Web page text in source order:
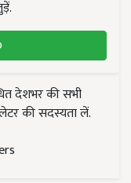
देशभर की सभी
की सदस्यता लें.